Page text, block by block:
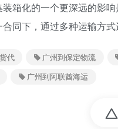
箱化的一个更深远的影
同下，通过多种运输方式
代 广州到保定物流
广州到阿联酋海运